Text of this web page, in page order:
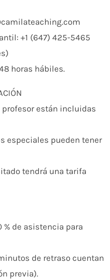
+1 (647) 425-5465
horas hábiles.
profesor están incluidas
especiales pueden tener
tendrá una tarifa
de asistencia para
de retraso cuentan
previa).